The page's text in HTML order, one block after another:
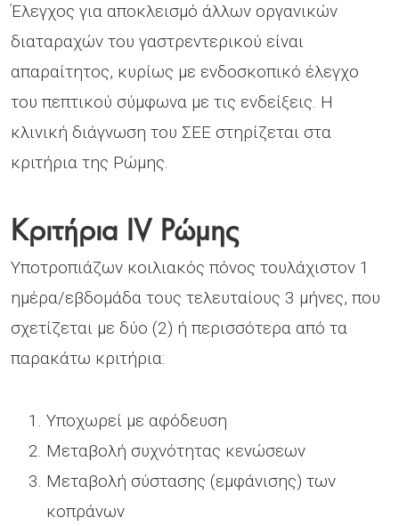
Έλεγχος για αποκλεισμό άλλων οργανικών
διαταραχών του γαστρεντερικού είναι
απαραίτητος, κυρίως με ενδοσκοπικό έλεγχο
του πεπτικού σύμφωνα με τις ενδείξεις. Η
κλινική διάγνωση του ΣΕΕ στηρίζεται στα
κριτήρια της Ρώμης.
Κριτήρια IV Ρώμης
Υποτροπιάζων κοιλιακός πόνος τουλάχιστον 1
ημέρα/εβδομάδα τους τελευταίους 3 μήνες, που
σχετίζεται με δύο (2) ή περισσότερα από τα
παρακάτω κριτήρια:
Υποχωρεί με αφόδευση
Μεταβολή συχνότητας κενώσεων
Μεταβολή σύστασης (εμφάνισης) των
κοπράνων